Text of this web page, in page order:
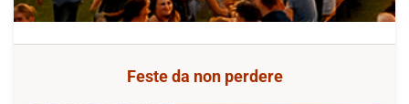
Feste da non perdere